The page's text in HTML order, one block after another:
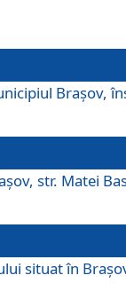
Brașov,
str. Matei
situat în